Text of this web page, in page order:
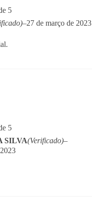
5
–27 de março de 2023
5
SILVA(Verificado)–